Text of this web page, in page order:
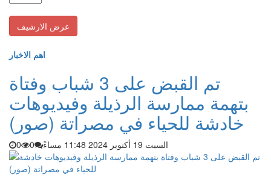
اهم الاخبار
تم القبض على 3 شباب وفتاة
بتهمة ممارسة الرذيلة وفيديوهات
خادشة للحياء في مصراتة (صور)
السبت 19 أكتوبر 2024 11:48 مساءً 0
0